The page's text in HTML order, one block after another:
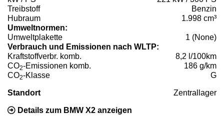
Treibstoff
Benzin
Hubraum
1.998 cm³
Umweltnormen:
Umweltplakette
1 (None)
Verbrauch und Emissionen nach WLTP:
Kraftstoffverbr. komb.
8,2 l/100km
CO2-Emissionen komb.
186 g/km
CO2-Klasse G
Standort Zentrallager
Details zum BMW X2 anzeigen